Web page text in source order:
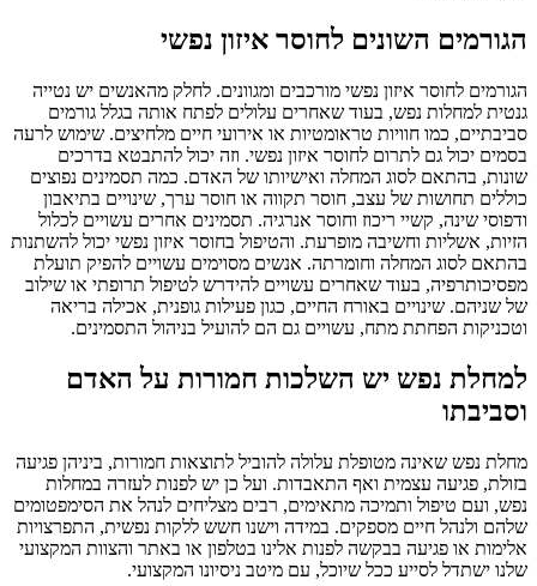
הגורמים השונים לחוסר איזון נפשי
הגורמים לחוסר איזון נפשי מורכבים ומגוונים. לחלק מהאנשים יש נטייה
גנטית למחלות נפש, בעוד שאחרים עלולים לפתח אותה בגלל גורמים
סביבתיים, כמו חוויות טראומטיות או אירועי חיים מלחיצים. שימוש לרעה
בסמים יכול גם לתרום לחוסר איזון נפשי. וזה יכול להתבטא בדרכים
שונות, בהתאם לסוג המחלה ואישיותו של האדם. כמה תסמינים נפוצים
כוללים תחושות של עצב, חוסר תקווה או חוסר ערך, שינויים בתיאבון
ודפוסי שינה, קשיי ריכוז וחוסר אנרגיה. תסמינים אחרים עשויים לכלול
הזיות, אשליות וחשיבה מופרעת. והטיפול בחוסר איזון נפשי יכול להשתנות
בהתאם לסוג המחלה וחומרתה. אנשים מסוימים עשויים להפיק תועלת
מפסיכותרפיה, בעוד שאחרים עשויים להידרש לטיפול תרופתי או שילוב
של שניהם. שינויים באורח החיים, כגון פעילות גופנית, אכילה בריאה
וטכניקות הפחתת מתח, עשויים גם הם להועיל בניהול התסמינים.
למחלת נפש יש השלכות חמורות על האדם
וסביבתו
מחלת נפש שאינה מטופלת עלולה להוביל לתוצאות חמורות, ביניהן פגיעה
בזולת, פגיעה עצמית ואף התאבדות. ועל כן יש לפנות לעזרה במחלות
נפש, ועם טיפול ותמיכה מתאימים, רבים מצליחים לנהל את הסימפטומים
שלהם ולנהל חיים מספקים. במידה וישנו חשש ללקות נפשית, התפרצויות
אלימות או פגיעה בבקשה לפנות אלינו בטלפון או באתר והצוות המקצועי
שלנו ישתדל לסייע ככל שיוכל, עם מיטב ניסיונו המקצועי.